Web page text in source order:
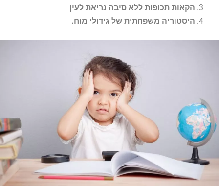
הקאות תכופות ללא סיבה נריאת לעין
היסטוריה משפחתית של גידולי מוח.